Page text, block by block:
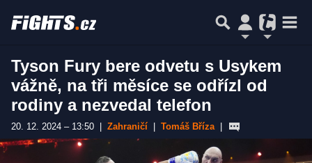
Tyson Fury bere odvetu s Usykem
vážně, na tři měsíce se odřízl od
rodiny a nezvedal telefon
20. 12. 2024 – 13:50 Zahraničí Tomáš Bříza